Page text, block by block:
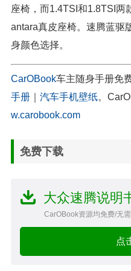
座椅，而1.4TSI和1.8TSI两
antara真皮座椅。速腾蓝驱
身颜色选择。
CarOBook车主随身手册免
手册
汽车手机壁纸。
w.carobook.com
免费下载
大众速腾说明
CarOBook资源均免费/无
点